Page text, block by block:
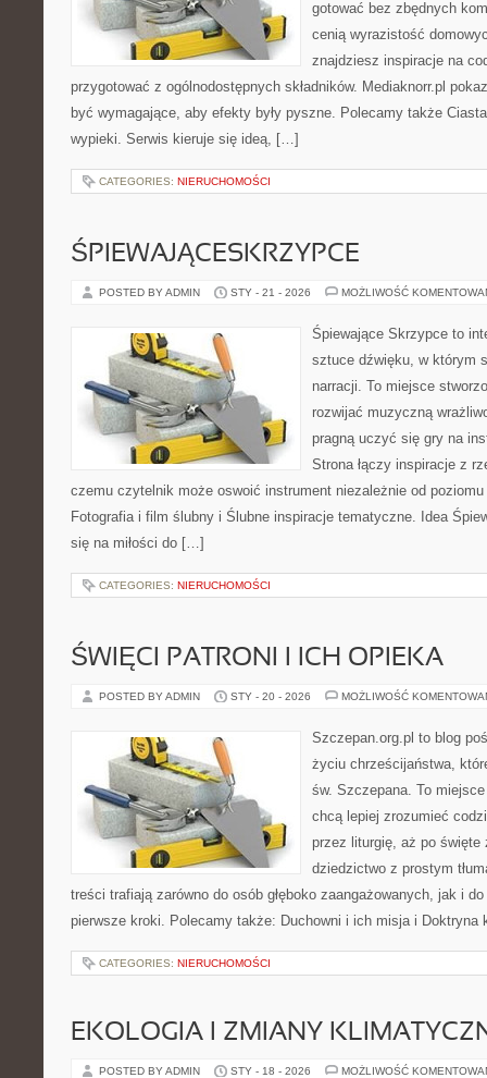
gotować bez zbędnych
cenią wyrazistość
znajdziesz inspiracje na
przygotować z ogólnodostępnych składników. Mediaknorr.pl
być wymagające, aby efekty były pyszne. Polecamy także
wypieki. Serwis kieruje się ideą, […]
CATEGORIES: NIERUCHOMOŚCI
ŚPIEWAJĄCESKRZYPCE
POSTED BY ADMIN STY - 21 - 2026 MOŻLIWOŚĆ
Śpiewające Skrzypce to
sztuce dźwięku, w którym
narracji. To miejsce
rozwijać muzyczną
pragną uczyć się gry na
Strona łączy inspiracje z
czemu czytelnik może oswoić instrument niezależnie od
Fotografia i film ślubny i Ślubne inspiracje tematyczne. Idea
się na miłości do […]
CATEGORIES: NIERUCHOMOŚCI
ŚWIĘCI PATRONI I ICH OPIEKA
POSTED BY ADMIN STY - 20 - 2026 MOŻLIWOŚĆ
Szczepan.org.pl to blog
życiu chrześcijaństwa,
św. Szczepana. To
chcą lepiej zrozumieć
przez liturgię, aż po święte
dziedzictwo z prostym
treści trafiają zarówno do osób głęboko zaangażowanych, jak i
pierwsze kroki. Polecamy także: Duchowni i ich misja i Doktryna
CATEGORIES: NIERUCHOMOŚCI
EKOLOGIA I ZMIANY
POSTED BY ADMIN STY - 18 - 2026 MOŻLIWOŚĆ